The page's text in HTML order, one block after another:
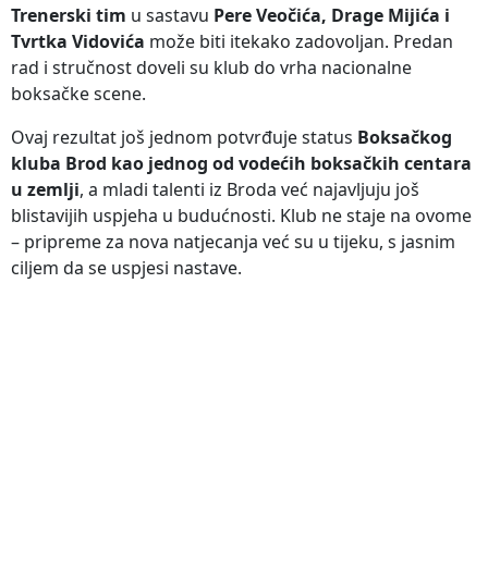
Trenerski tim u sastavu Pere Veočića, Drage Mijića i
Tvrtka Vidovića može biti itekako zadovoljan. Predan
rad i stručnost doveli su klub do vrha nacionalne
boksačke scene.
Ovaj rezultat još jednom potvrđuje status Boksačkog
kluba Brod kao jednog od vodećih boksačkih centara
u zemlji, a mladi talenti iz Broda već najavljuju još
blistavijih uspjeha u budućnosti. Klub ne staje na ovome
– pripreme za nova natjecanja već su u tijeku, s jasnim
ciljem da se uspjesi nastave.